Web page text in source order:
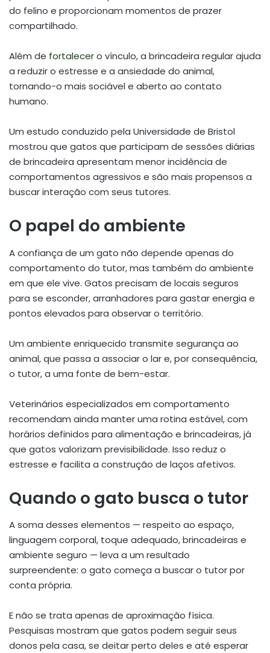
do felino e proporcionam momentos de prazer
compartilhado.
Além de fortalecero vínculo, a brincadeira regular ajuda
a reduzir o estresse e a ansiedade do animal,
tornando-o mais sociável e aberto ao contato
humano.
Um estudo conduzido pela Universidade de Bristol
mostrou que gatos que participam de sessões diárias
de brincadeira apresentam menor incidência de
comportamentos agressivos e são mais propensos a
buscar interação com seus tutores.
O papel do ambiente
A confiança de um gato não depende apenas do
comportamento do tutor, mas também do ambiente
em que ele vive. Gatos precisam de locais seguros
para se esconder, arranhadores para gastar energia e
pontos elevados para observar o território.
Um ambiente enriquecido transmite segurança ao
animal, que passa a associar o lar e, por consequência,
o tutor, a uma fonte de bem-estar.
Veterinários especializados em comportamento
recomendam ainda manter uma rotina estável, com
horários definidos para alimentação e brincadeiras, já
que gatos valorizam previsibilidade. Isso reduz o
estresse e facilita a construção de laços afetivos.
Quando o gato busca o tutor
A soma desses elementos — respeito ao espaço,
linguagem corporal, toque adequado, brincadeiras e
ambiente seguro — leva a um resultado
surpreendente: o gato começa a buscar o tutor por
conta própria.
E não se trata apenas de aproximação física.
Pesquisas mostram que gatos podem seguir seus
donos pela casa, se deitar perto deles e até esperar